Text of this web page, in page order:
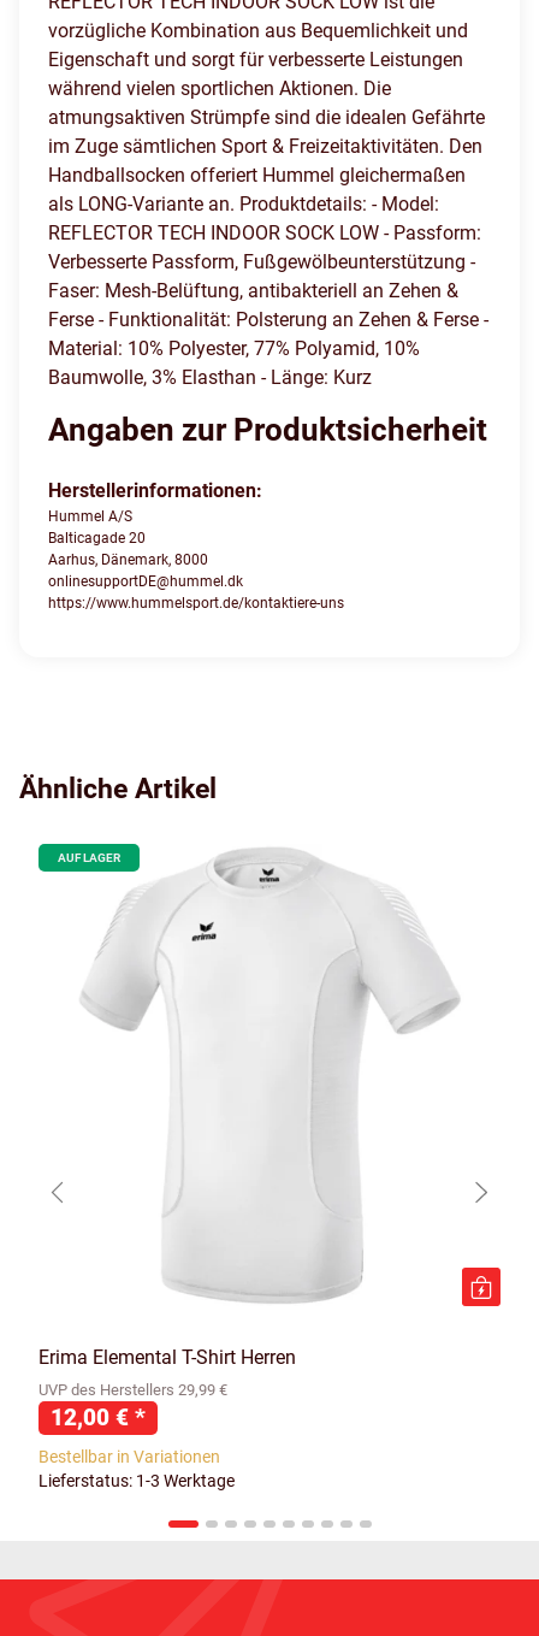
vorzügliche Kombination aus Bequemlichkeit und
Eigenschaft und sorgt für verbesserte Leistungen
während vielen sportlichen Aktionen. Die
atmungsaktiven Strümpfe sind die idealen Gefährte
im Zuge sämtlichen Sport & Freizeitaktivitäten. Den
Handballsocken offeriert Hummel gleichermaßen
als LONG-Variante an. Produktdetails: - Model:
REFLECTOR TECH INDOOR SOCK LOW - Passform:
Verbesserte Passform, Fußgewölbeunterstützung -
Faser: Mesh-Belüftung, antibakteriell an Zehen &
Ferse - Funktionalität: Polsterung an Zehen & Ferse -
Material: 10% Polyester, 77% Polyamid, 10%
Baumwolle, 3% Elasthan - Länge: Kurz
Angaben zur Produktsicherheit
Herstellerinformationen:
Hummel A/S
Balticagade 20
Aarhus, Dänemark, 8000
onlinesupportDE@hummel.dk
https://www.hummelsport.de/kontaktiere-uns
Ähnliche Artikel
AUF LAGER
Erima Elemental T-Shirt Herren
UVP des Herstellers 29,99 €
12,00 € *
Bestellbar in Variationen
Lieferstatus: 1-3 Werktage